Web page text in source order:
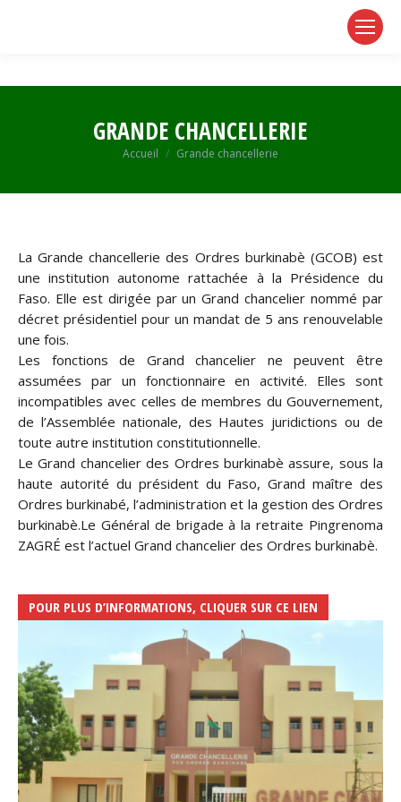
GRANDE CHANCELLERIE
Vous êtes ici :
Accueil Grande chancellerie
La Grande chancellerie des Ordres burkinabè (GCOB) est
une institution autonome rattachée à la Présidence du
Faso. Elle est dirigée par un Grand chancelier nommé par
décret présidentiel pour un mandat de 5 ans renouvelable
une fois.
Les fonctions de Grand chancelier ne peuvent être
assumées par un fonctionnaire en activité. Elles sont
incompatibles avec celles de membres du Gouvernement,
de l’Assemblée nationale, des Hautes juridictions ou de
toute autre institution constitutionnelle.
Le Grand chancelier des Ordres burkinabè assure, sous la
haute autorité du président du Faso, Grand maître des
Ordres burkinabé, l’administration et la gestion des Ordres
burkinabè.Le Général de brigade à la retraite Pingrenoma
ZAGRÉ est l’actuel Grand chancelier des Ordres burkinabè.
POUR PLUS D’INFORMATIONS, CLIQUER SUR CE LIEN